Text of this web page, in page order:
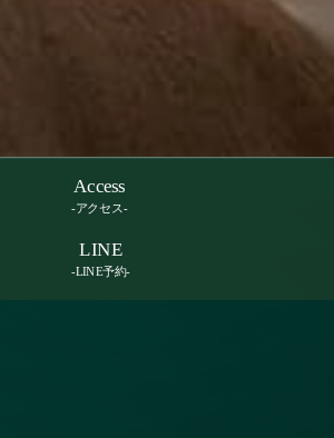
Access
-アクセス-
LINE
-LINE予約-